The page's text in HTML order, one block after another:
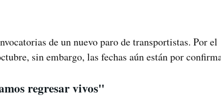
de un nuevo paro de transportistas. Por el
sin embargo, las fechas aún están por
regresar vivos"